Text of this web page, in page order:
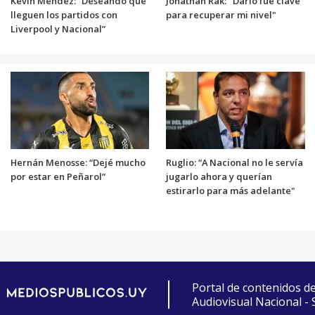
lleguen los partidos con
Liverpool y Nacional”
para recuperar mi nivel"
Hernán Menosse: “Dejé mucho
por estar en Peñarol”
Ruglio: “A Nacional no le servía
jugarlo ahora y querían
estirarlo para más adelante"
Portal de contenidos
Audiovisual Nacional -